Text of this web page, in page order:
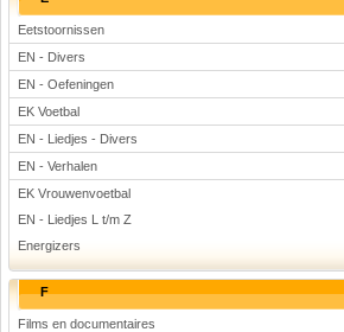
Eetstoornissen
EN - Divers
EN - Oefeningen
EK Voetbal
EN - Liedjes - Divers
EN - Verhalen
EK Vrouwenvoetbal
EN - Liedjes L t/m Z
Energizers
F
Films en documentaires